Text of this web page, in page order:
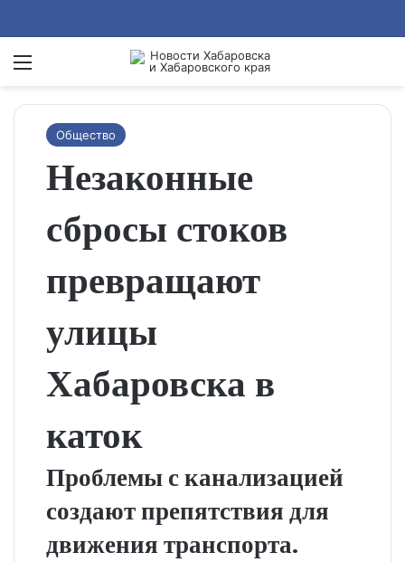
Menu
Общество
Незаконные
сбросы стоков
превращают
улицы
Хабаровска в
каток
Проблемы с канализацией
создают препятствия для
движения транспорта.